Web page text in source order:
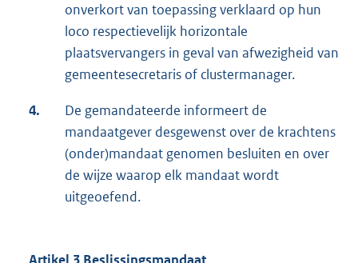
onverkort van toepassing verklaard op hun
loco respectievelijk horizontale
plaatsvervangers in geval van afwezigheid van
gemeentesecretaris of clustermanager.
4.
De gemandateerde informeert de
mandaatgever desgewenst over de krachtens
(onder)mandaat genomen besluiten en over
de wijze waarop elk mandaat wordt
uitgeoefend.